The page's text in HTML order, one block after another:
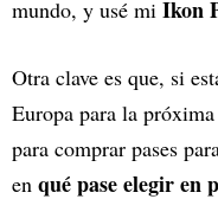
mundo, y usé mi Ikon
Otra clave es que, si
Europa para la
para comprar pases
en qué pase elegir en